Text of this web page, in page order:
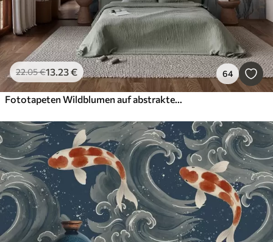
22.05€13.23€ 64
Fototapeten Wildblumen auf abstrakte Weise